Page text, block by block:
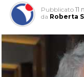
Pubblicato 11
da Roberta